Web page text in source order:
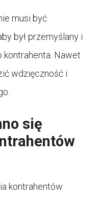
musi być
był przemyślany i
Nawet
wdzięczność i
się
kontrahentów